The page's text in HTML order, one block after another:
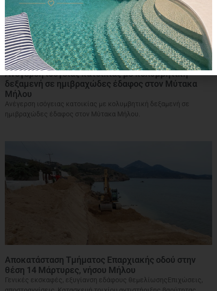
Ανέγερση ισόγειας κατοικίας με κολυμβητική
δεξαμενή σε ημιβραχώδες έδαφος στον Μύτακα
Μήλου
Ανέγερση ισόγειας κατοικίας με κολυμβητική δεξαμενή σε
ημιβραχώδες έδαφος στον Μύτακα Μήλου.
Αποκατάσταση Τμήματος Επαρχιακής οδού στην
θέση 14 Μάρτυρες, νήσου Μήλου
Γενικές εκσκαφές, εξυγίανση εδάφους θεμελίωσηςΕπιχώσεις,